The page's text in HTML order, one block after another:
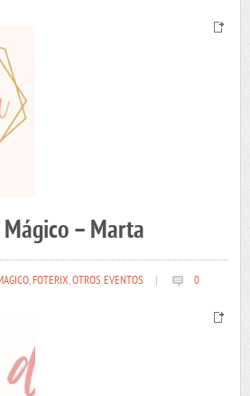
Mágico – Marta
,FOTERIX,OTROS EVENTOS 0